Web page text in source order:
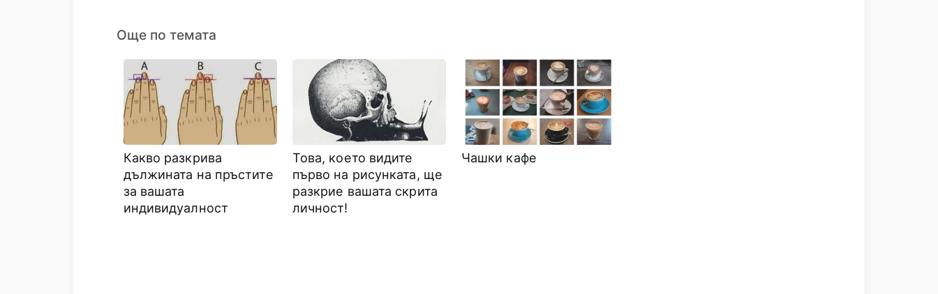
Още по темата
Какво разкрива
дължината на пръстите
за вашата
индивидуалност
Това, което видите
първо на рисунката, ще
разкрие вашата скрита
личност!
Чашки кафе